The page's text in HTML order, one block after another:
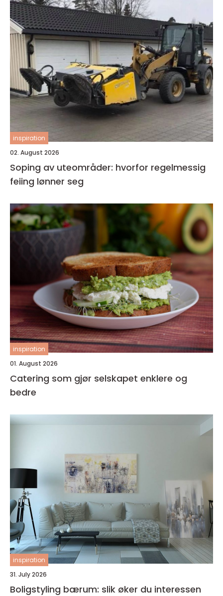
inspiration
02. August 2026
Soping av uteområder: hvorfor regelmessig
feiing lønner seg
inspiration
01. August 2026
Catering som gjør selskapet enklere og
bedre
inspiration
31. July 2026
Boligstyling bærum: slik øker du interessen